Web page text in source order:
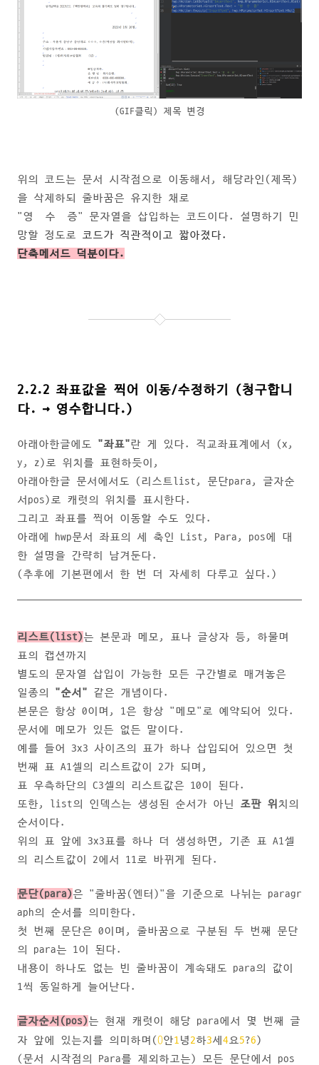
(GIF클릭) 제목 변경
위의 코드는 문서 시작점으로 이동해서, 해당라인(제목)
을 삭제하되 줄바꿈은 유지한 채로
"영 수 증" 문자열을 삽입하는 코드이다. 설명하기 민
망할 정도로
코드가 직관적이고 짧아졌다.
단축메서드 덕분이다.
2.2.2 좌표값을 찍어 이동/수정하기 (청구합니
다. → 영수합니다.)
아래아한글에도 "좌표"란 게 있다. 직교좌표계에서 (x,
y, z)로 위치를 표현하듯이,
아래아한글 문서에서도 (리스트list, 문단para, 글자순
서pos)로 캐럿의 위치를 표시한다.
그리고 좌표를 찍어 이동할 수도 있다.
아래에 hwp문서 좌표의 세 축인 List, Para, pos에 대
한 설명을 간략히 남겨둔다.
(추후에 기본편에서 한 번 더 자세히 다루고 싶다.)
리스트(list)는 본문과 메모, 표나 글상자 등, 하물며
표의 캡션까지
별도의 문자열 삽입이 가능한 모든 구간별로 매겨놓은
일종의 "순서" 같은 개념이다.
본문은 항상 0이며, 1은 항상 "메모"로 예약되어 있다.
문서에 메모가 있든 없든 말이다.
예를 들어 3x3 사이즈의 표가 하나 삽입되어 있으면 첫
번째 표 A1셀의 리스트값이 2가 되며,
표 우측하단의 C3셀의 리스트값은 10이 된다.
또한, list의 인덱스는 생성된 순서가 아닌 조판 위 치의
순서이다.
위의 표 앞에 3x3표를 하나 더 생성하면, 기존 표 A1셀
의 리스트값이 2에서 11로 바뀌게 된다.
문단(para)은 "줄바꿈(엔터)"을 기준으로 나뉘는 paragr
aph의 순서를 의미한다.
첫 번째 문단은 0이며, 줄바꿈으로 구분된 두 번째 문단
의 para는 1이 된다.
내용이 하나도 없는 빈 줄바꿈이 계속돼도 para의 값이
1씩 동일하게 늘어난다.
글자순서(pos)는 현재 캐럿이 해당 para에서 몇 번째 글
자 앞에 있는지를 의미하며(0안1 녕2하3세 4요5?6)
(문서 시작점의 Para를 제외하고는) 모든 문단에서 pos